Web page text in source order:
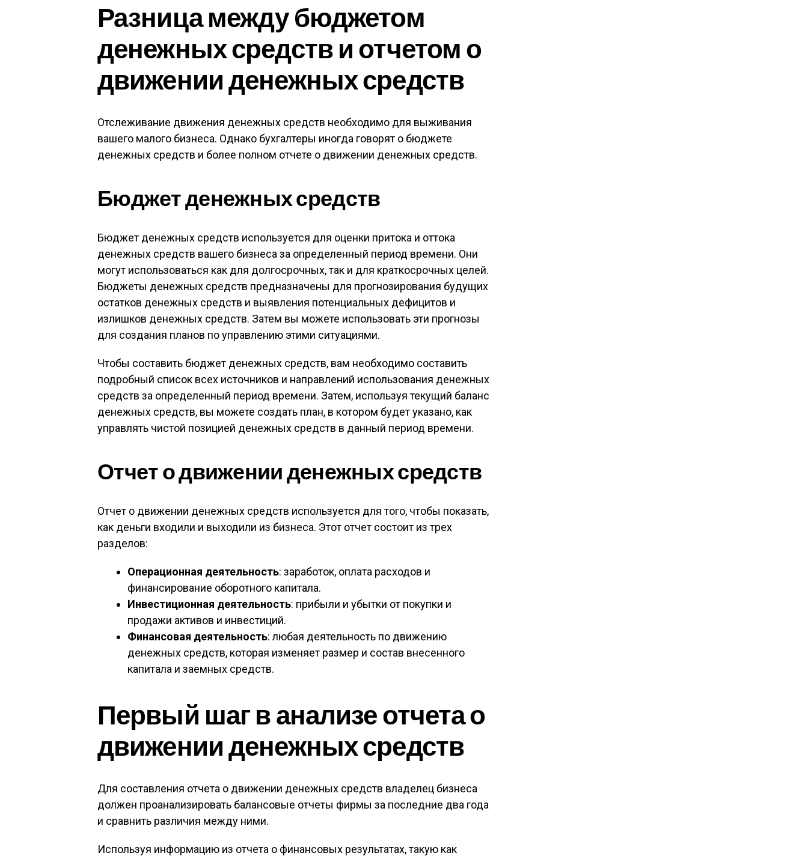
Разница между бюджетом
денежных средств и отчетом о
движении денежных средств
Отслеживание движения денежных средств необходимо для выживания
вашего малого бизнеса. Однако бухгалтеры иногда говорят о бюджете
денежных средств и более полном отчете о движении денежных средств.
Бюджет денежных средств
Бюджет денежных средств используется для оценки притока и оттока
денежных средств вашего бизнеса за определенный период времени. Они
могут использоваться как для долгосрочных, так и для краткосрочных целей.
Бюджеты денежных средств предназначены для прогнозирования будущих
остатков денежных средств и выявления потенциальных дефицитов и
излишков денежных средств. Затем вы можете использовать эти прогнозы
для создания планов по управлению этими ситуациями.
Чтобы составить бюджет денежных средств, вам необходимо составить
подробный список всех источников и направлений использования денежных
средств за определенный период времени. Затем, используя текущий баланс
денежных средств, вы можете создать план, в котором будет указано, как
управлять чистой позицией денежных средств в данный период времени.
Отчет о движении денежных средств
Отчет о движении денежных средств используется для того, чтобы показать,
как деньги входили и выходили из бизнеса. Этот отчет состоит из трех
разделов:
Операционная деятельность: заработок, оплата расходов и
финансирование оборотного капитала.
Инвестиционная деятельность: прибыли и убытки от покупки и
продажи активов и инвестиций.
Финансовая деятельность: любая деятельность по движению
денежных средств, которая изменяет размер и состав внесенного
капитала и заемных средств.
Первый шаг в анализе отчета о
движении денежных средств
Для составления отчета о движении денежных средств владелец бизнеса
должен проанализировать балансовые отчеты фирмы за последние два года
и сравнить различия между ними.
Используя информацию из отчета о финансовых результатах, такую как